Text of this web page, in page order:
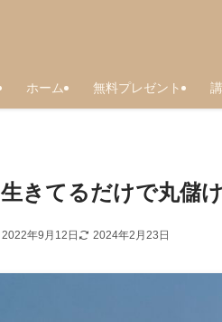
ホーム 無料プレゼント
生きてるだけで丸儲
2022年9月12日 2024年2月23日